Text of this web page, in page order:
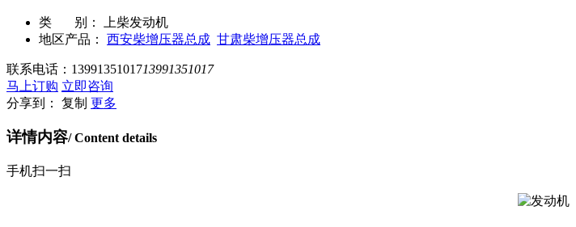
类 别：
上柴发动机
地区产品：
西安柴增压器总成 甘肃柴增压器总成
联系电话： 1399135101713991351017
马上订购 立即咨询
分享到：
复制 更多
详情内容/ Content details
手机扫一扫